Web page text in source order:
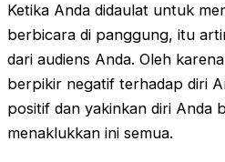
Ketika Anda didaulat untuk
berbicara di panggung, itu
dari audiens Anda. Oleh
berpikir negatif terhadap diri
positif dan yakinkan diri Anda
menaklukkan ini semua.